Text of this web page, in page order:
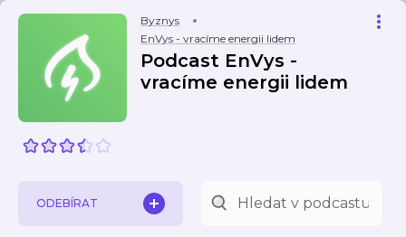
Byznys
EnVys - vracíme energii lidem
Podcast EnVys -
vracíme energii lidem
ODEBÍRAT